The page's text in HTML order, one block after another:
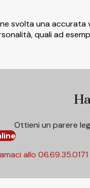
svolta una
quali ad
Ottieni un parere
allo 06.69.35.0171